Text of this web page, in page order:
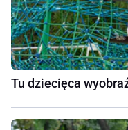
Tu dziecięca